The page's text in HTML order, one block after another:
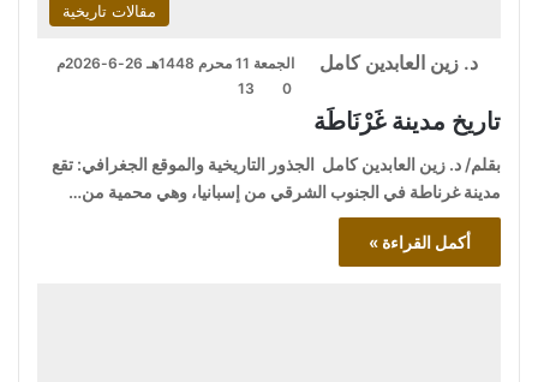
مقالات تاريخية
د. زين العابدين كامل
الجمعة 11 محرم 1448هـ 26-6-2026م
0
13
تاريخ مدينة غَرْنَاطَة
بقلم/ د. زين العابدين كامل الجذور التاريخية والموقع الجغرافي: تقع
مدينة غرناطة في الجنوب الشرقي من إسبانيا، وهي محمية من…
أكمل القراءة »